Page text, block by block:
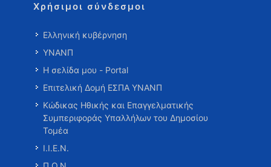
Χρήσιμοι σύνδεσμοι
Ελληνική κυβέρνηση
ΥΝΑΝΠ
Η σελίδα μου - Portal
Επιτελική Δομή ΕΣΠΑ ΥΝΑΝΠ
Κώδικας Ηθικής και Επαγγελματικής
Συμπεριφοράς Υπαλλήλων του Δημοσίου
Τομέα
Ι.Ι.Ε.Ν.